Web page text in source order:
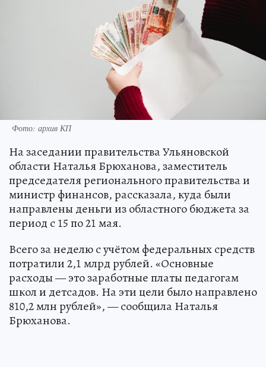
Фото: архив КП
На заседании правительства Ульяновской
области Наталья Брюханова, заместитель
председателя регионального правительства и
министр финансов, рассказала, куда были
направлены деньги из областного бюджета за
период с 15 по 21 мая.
Всего за неделю с учётом федеральных средств
потратили 2,1 млрд рублей. «Основные
расходы — это заработные платы педагогам
школ и детсадов. На эти цели было направлено
810,2 млн рублей», — сообщила Наталья
Брюханова.